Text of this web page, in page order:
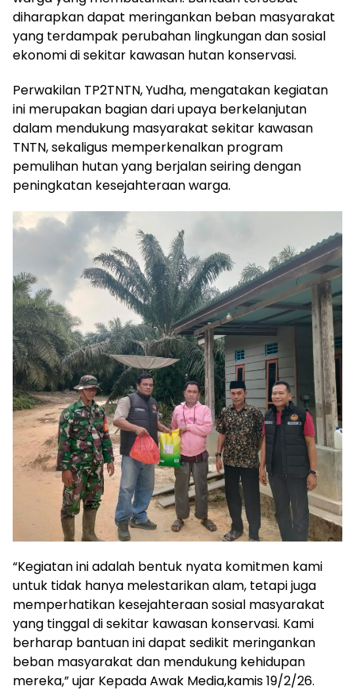
diharapkan dapat meringankan beban masyarakat
yang terdampak perubahan lingkungan dan sosial
ekonomi di sekitar kawasan hutan konservasi.
Perwakilan TP2TNTN, Yudha, mengatakan kegiatan
ini merupakan bagian dari upaya berkelanjutan
dalam mendukung masyarakat sekitar kawasan
TNTN, sekaligus memperkenalkan program
pemulihan hutan yang berjalan seiring dengan
peningkatan kesejahteraan warga.
“Kegiatan ini adalah bentuk nyata komitmen kami
untuk tidak hanya melestarikan alam, tetapi juga
memperhatikan kesejahteraan sosial masyarakat
yang tinggal di sekitar kawasan konservasi. Kami
berharap bantuan ini dapat sedikit meringankan
beban masyarakat dan mendukung kehidupan
mereka,” ujar Kepada Awak Media,kamis 19/2/26.